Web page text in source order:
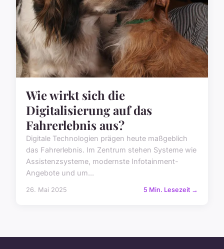
Wie wirkt sich die
Digitalisierung auf das
Fahrerlebnis aus?
Digitale Technologien prägen heute maßgeblich
das Fahrerlebnis. Im Zentrum stehen Systeme wie
Assistenzsysteme, modernste Infotainment-
Angebote und um...
26. Mai 2025 5 Min. Lesezeit →